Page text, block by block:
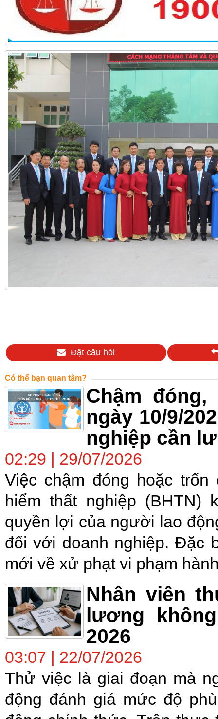
Đặt câu hỏi
Có thể bạn quan tâm?
Chậm
ngày 10/9/
nghiệp cần
02:29 | 29/07/2026
Việc chậm đóng hoặc
hiểm thất nghiệp (BHTN)
quyền lợi của người lao
đối với doanh nghiệp. Đặc
mới về xử phạt vi phạm
Nhân viên
lương
2026
03:07 | 22/07/2026
Thử việc là giai đoạn mà
động đánh giá mức độ